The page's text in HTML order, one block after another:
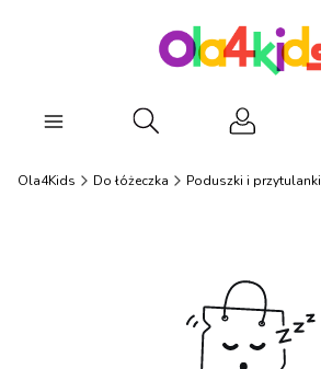
Otwórz wyszukiwarkę
Ola4Kids Do łóżeczka Poduszki i przytulanki